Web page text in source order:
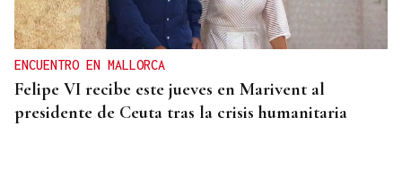
ENCUENTRO EN MALLORCA
Felipe VI recibe este jueves en Marivent al
presidente de Ceuta tras la crisis humanitaria